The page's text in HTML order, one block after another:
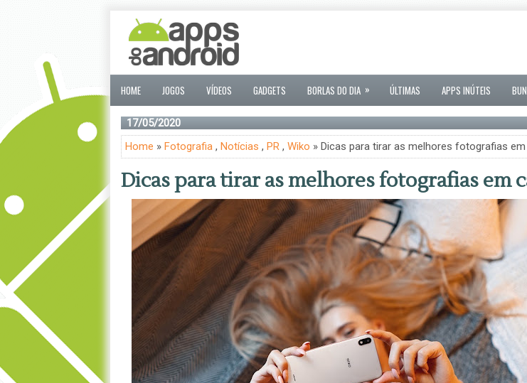
HOME JOGOS VÍDEOS GADGETS BORLAS DO DIA » ÚLTIMAS APPS INÚTEIS
17/05/2020
Home » Fotografia, Notícias , PR, Wiko » Dicas para tirar as melhores fotografias
Dicas para tirar as melhores fotografias em